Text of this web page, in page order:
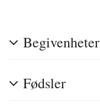
Begivenheter
Fødsler